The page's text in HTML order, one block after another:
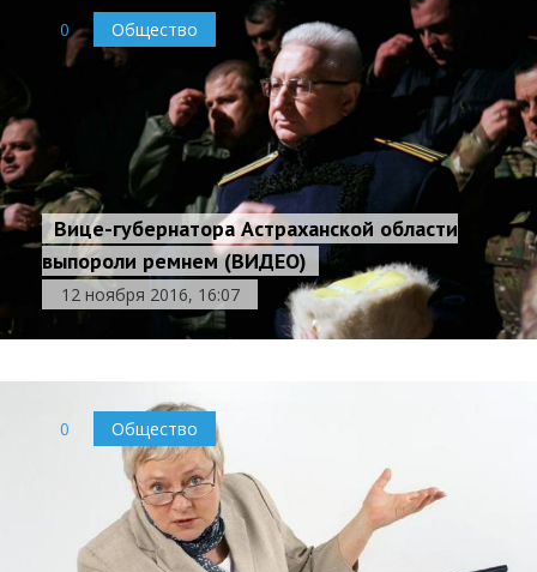
0 Общество
Вице-губернатора Астраханской области
выпороли ремнем (ВИДЕО)
12 ноября 2016, 16:07
0 Общество